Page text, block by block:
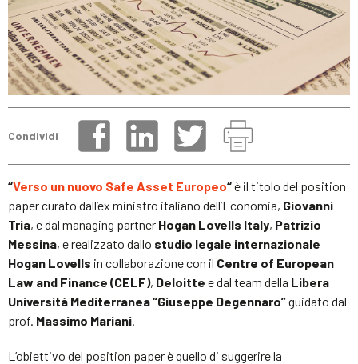
Condividi
“Verso un nuovo Safe Asset Europeo“è il titolo del position
paper curato dall’ex ministro italiano dell’Economia, Giovanni
Tria, e dal managing partner Hogan Lovells Italy, Patrizio
Messina, e realizzato dallo studio legale internazionale
Hogan Lovells in collaborazione con il Centre of European
Law and Finance (CELF), Deloitte e dal team della Libera
Università Mediterranea “Giuseppe Degennaro”guidato dal
prof. Massimo Mariani.
L’obiettivo del position paper è quello di suggerire la